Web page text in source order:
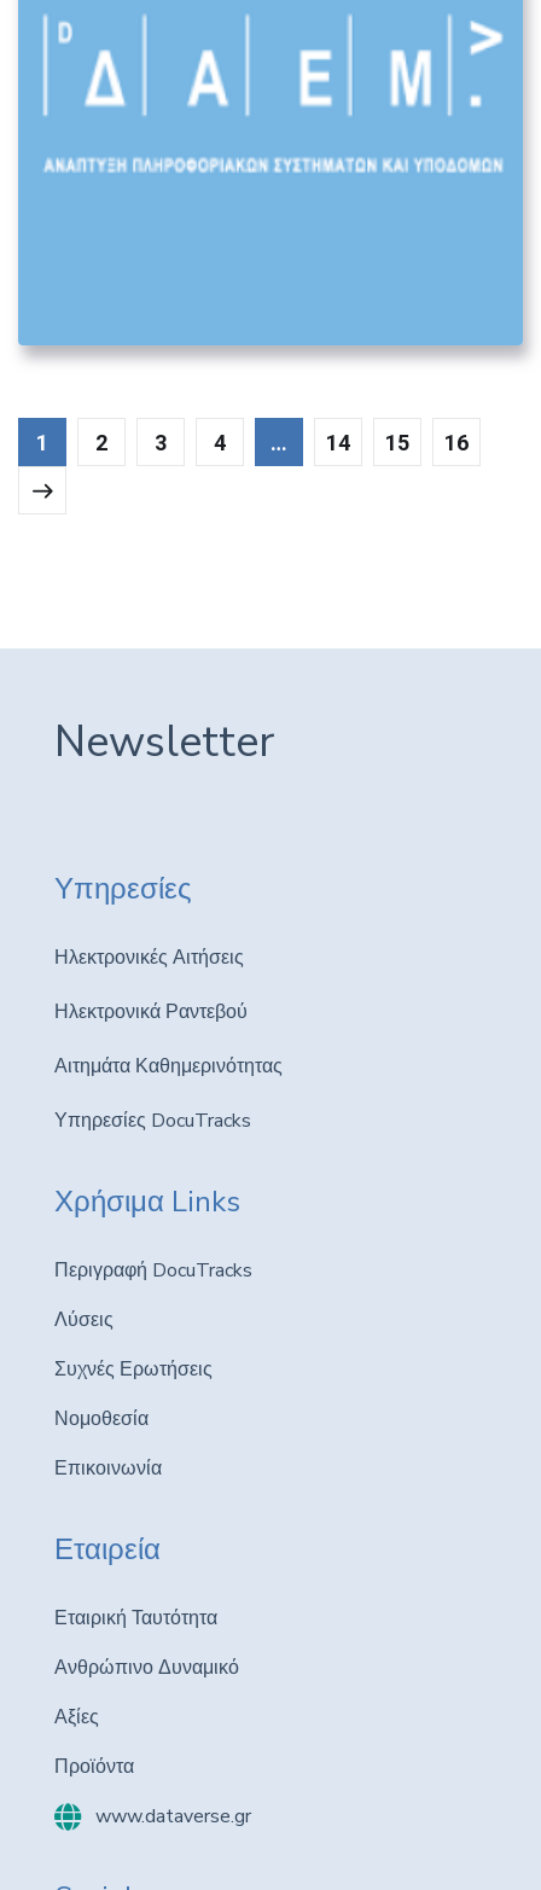
1 2 3 4 … 14 15 16
Newsletter
Υπηρεσίες
Ηλεκτρονικές Αιτήσεις
Ηλεκτρονικά Ραντεβού
Αιτημάτα Καθημερινότητας
Υπηρεσίες DocuTracks
Χρήσιμα Links
Περιγραφή DocuTracks
Λύσεις
Συχνές Ερωτήσεις
Νομοθεσία
Επικοινωνία
Εταιρεία
Εταιρική Ταυτότητα
Ανθρώπινο Δυναμικό
Αξίες
Προϊόντα
www.dataverse.gr